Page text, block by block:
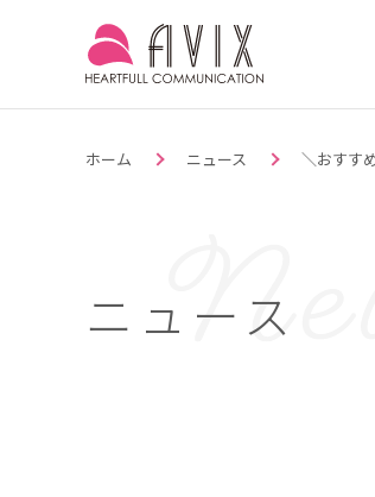
ホーム ニュース ＼おすす
ニュース